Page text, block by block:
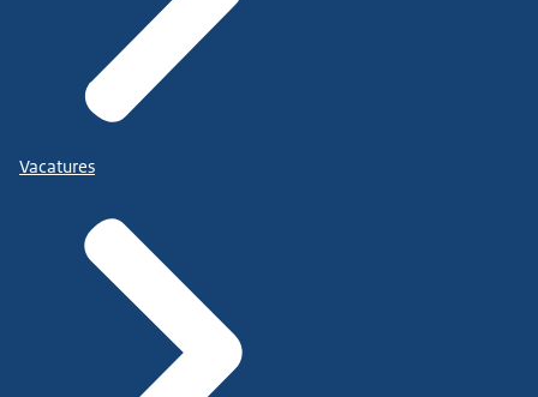
Vacatures